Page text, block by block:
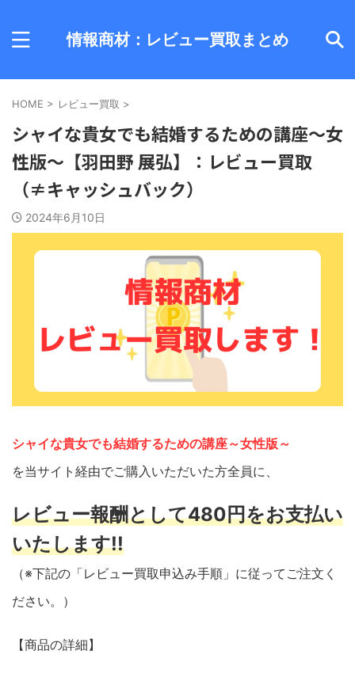
情報商材：レビュー買取まとめ
HOME > レビュー買取 >
シャイな貴女でも結婚するための講座～女
性版～【羽田野 展弘】：レビュー買取
（≠キャッシュバック）
2024年6月10日
シャイな貴女でも結婚するための講座～女性版～
を当サイト経由でご購入いただいた方全員に、
レビュー報酬として480円をお支払い
いたします!!
（※下記の「レビュー買取申込み手順」に従ってご注文く
ださい。）
【商品の詳細】